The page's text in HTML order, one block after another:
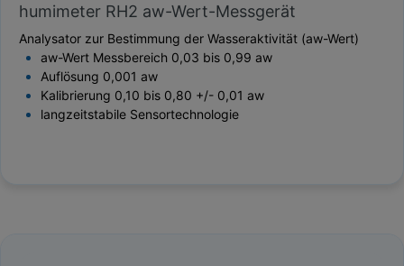
humimeter RH2 aw-Wert-Messgerät
Analysator zur Bestimmung der Wasseraktivität (aw-Wert)
aw-Wert Messbereich 0,03 bis 0,99 aw
Auflösung 0,001 aw
Kalibrierung 0,10 bis 0,80 +/- 0,01 aw
langzeitstabile Sensortechnologie